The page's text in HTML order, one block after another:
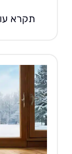
תקרא עוד